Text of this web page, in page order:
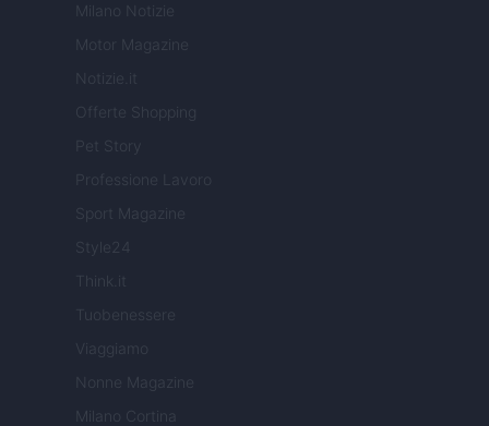
Milano Notizie
Motor Magazine
Notizie.it
Offerte Shopping
Pet Story
Professione Lavoro
Sport Magazine
Style24
Think.it
Tuobenessere
Viaggiamo
Nonne Magazine
Milano Cortina